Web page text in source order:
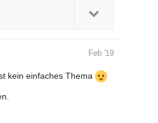
Feb '19
kein einfaches Thema